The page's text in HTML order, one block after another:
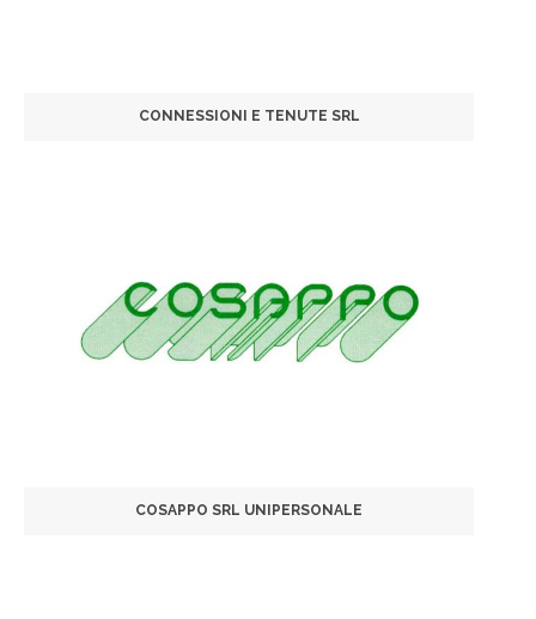
CONNESSIONI E TENUTE SRL
COSAPPO SRL UNIPERSONALE